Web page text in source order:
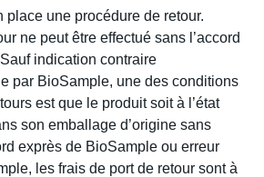
place une procédure de retour.
ne peut être effectué sans l’accord
indication contraire
par BioSample, une des conditions
est que le produit soit à l’état
son emballage d’origine sans
exprès de BioSample ou erreur
les frais de port de retour sont à